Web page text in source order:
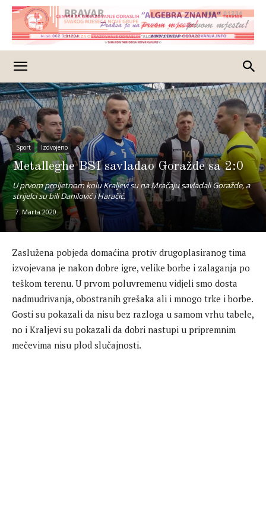
Sport Izdvojeno
Metalleghe BSI savladao Goražde sa 2:0
U prvom proljetnom kolu Kraljevi su na Mračaju savladali Goražde, a
strijelci su bili Danilović i Haračić.
7. Marta 2020.
Zaslužena pobjeda domaćina protiv drugoplasiranog tima
izvojevana je nakon dobre igre, velike borbe i zalaganja po
teškom terenu. U prvom poluvremenu vidjeli smo dosta
nadmudrivanja, obostranih grešaka ali i mnogo trke i borbe.
Gosti su pokazali da nisu bez razloga u samom vrhu tabele,
no i Kraljevi su pokazali da dobri nastupi u pripremnim
mečevima nisu plod slučajnosti.